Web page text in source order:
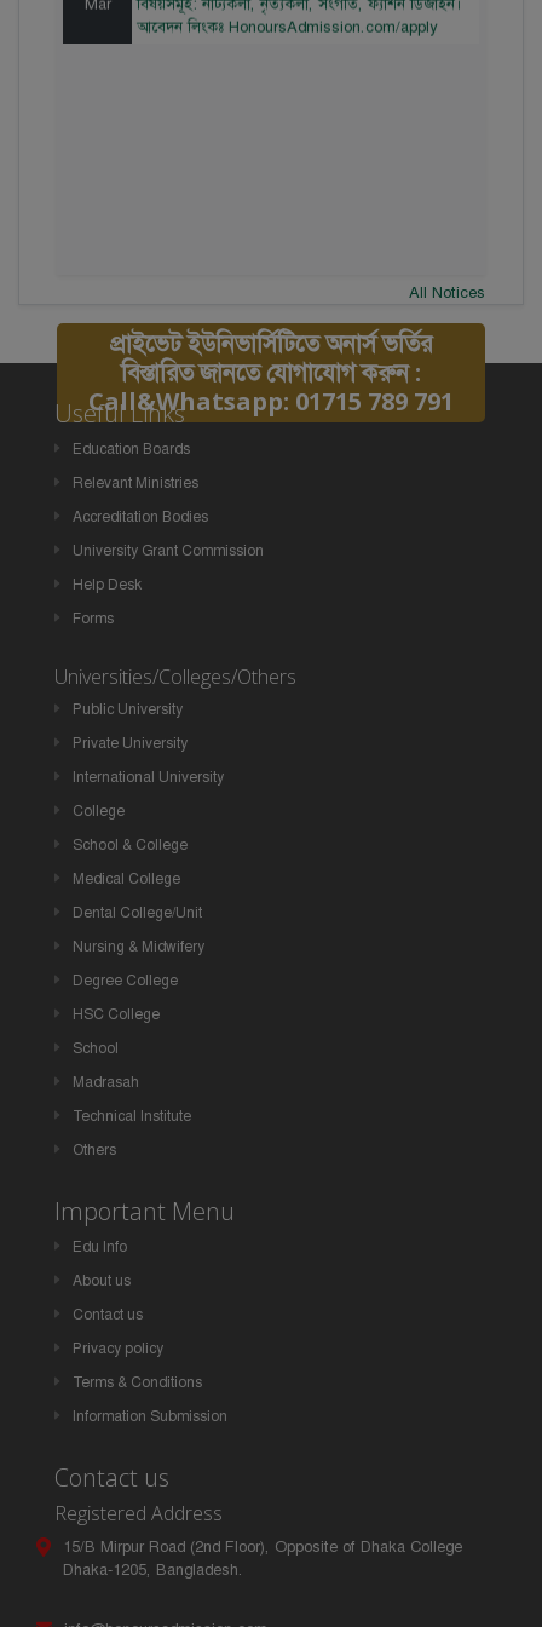
আবেদন লিংকঃ HonoursAdmission.com/apply
All Notices
প্রাইভেট ইউনিভার্সিটিতে অনার্স ভর্তির
বিস্তারিত জানতে যোগাযোগ করুন :
Call&Whatsapp: 01715 789 791
Useful Links
Education Boards
Relevant Ministries
Accreditation Bodies
University Grant Commission
Help Desk
Forms
Universities/Colleges/Others
Public University
Private University
International University
College
School & College
Medical College
Dental College/Unit
Nursing & Midwifery
Degree College
HSC College
School
Madrasah
Technical Institute
Others
Important Menu
Edu Info
About us
Contact us
Privacy policy
Terms & Conditions
Information Submission
Contact us
Registered Address
15/B Mirpur Road (2nd Floor), Opposite of Dhaka College
Dhaka-1205, Bangladesh.